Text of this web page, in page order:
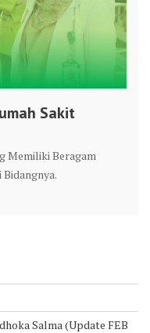
Sakit
Memiliki Beragam
Salma (Update FEB